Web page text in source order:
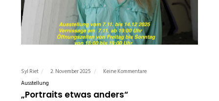
Syl Riet 2. November 2025
Keine Kommentare
Ausstellung
„Portraits etwas anders“